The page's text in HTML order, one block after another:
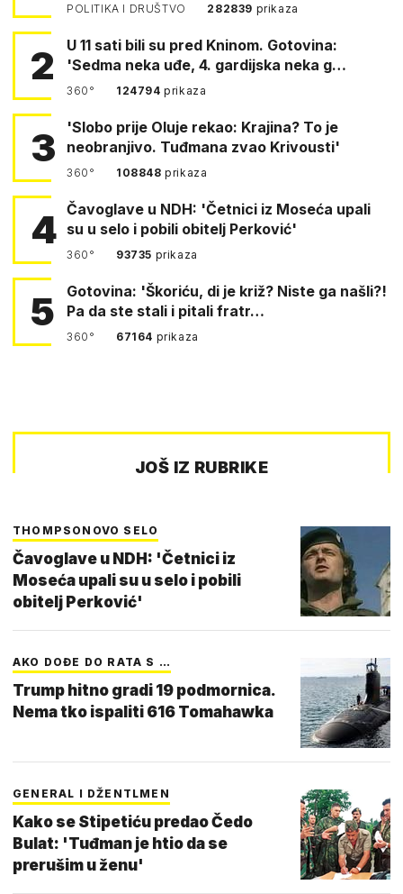
POLITIKA I DRUŠTVO 282839 prikaza
2
U 11 sati bili su pred Kninom. Gotovina:
'Sedma neka uđe, 4. gardijska neka g…
360° 124794prikaza
3
'Slobo prije Oluje rekao: Krajina? To je
neobranjivo. Tuđmana zvao Krivousti'
360° 108848prikaza
4 Čavoglave u NDH: 'Četnici iz Moseća upali
su u selo i pobili obitelj Perković'
360° 93735 prikaza
5
Gotovina: 'Škoriću, di je križ? Niste ga našli?!
Pa da ste stali i pitali fratr…
360° 67164 prikaza
JOŠ IZ RUBRIKE
THOMPSONOVO SELO
Čavoglave u NDH: 'Četnici iz
Moseća upali su u selo i pobili
obitelj Perković'
AKO DOĐE DO RATA S …
Trump hitno gradi 19 podmornica.
Nema tko ispaliti 616 Tomahawka
GENERAL I DŽENTLMEN
Kako se Stipetiću predao Čedo
Bulat: 'Tuđman je htio da se
prerušim u ženu'